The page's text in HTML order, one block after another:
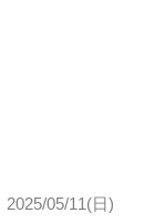
2025/05/11(日)